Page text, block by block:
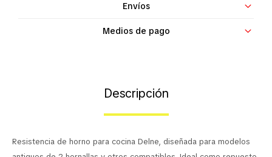
Envíos
Medios de pago
Descripción
Resistencia de horno para cocina Delne, diseñada para modelos